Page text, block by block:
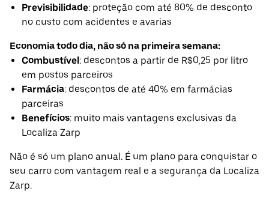
Previsibilidade: proteção com até 80% de desconto
no custo com acidentes e avarias
Economia todo dia, não só na primeira semana:
Combustível: descontos a partir de R$0,25 por litro
em postos parceiros
Farmácia: descontos de até 40% em farmácias
parceiras
Benefícios: muito mais vantagens exclusivas da
Localiza Zarp
Não é só um plano anual. É um plano para conquistar o
seu carro com vantagem real e a segurança da Localiza
Zarp.